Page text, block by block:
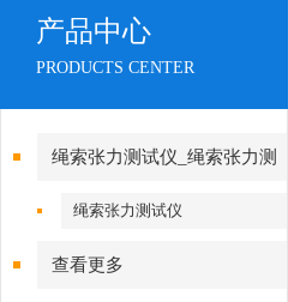
产品中心
PRODUCTS CENTER
绳索张力测试仪_绳索张力测
试仪 绳索张力测试仪
查看更多